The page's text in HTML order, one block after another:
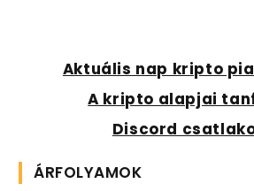
Aktuális nap kripto
A kripto alapjai
Discord
ÁRFOLYAMOK